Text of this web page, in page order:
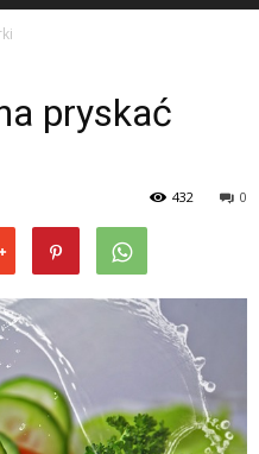
pryskać
0
432